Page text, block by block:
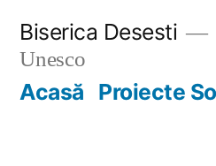
content
Biserica Desesti
Unesco
Acasă Proiecte